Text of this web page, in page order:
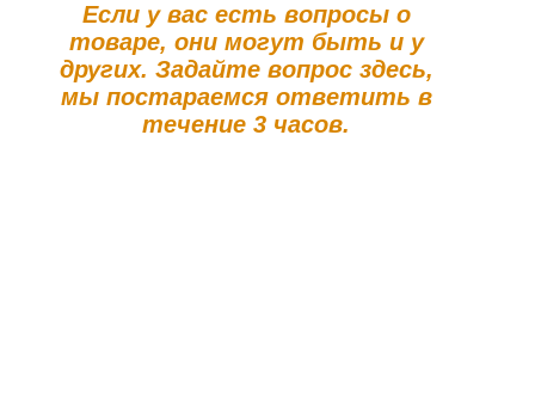
Если у вас есть вопросы о
товаре, они могут быть и у
других. Задайте вопрос здесь,
мы постараемся ответить в
течение 3 часов.